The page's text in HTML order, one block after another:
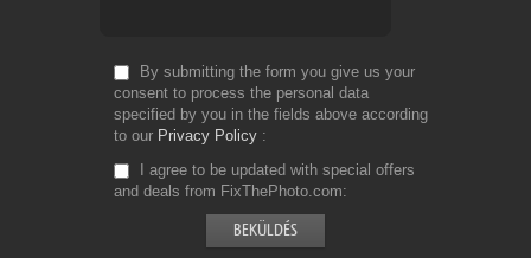
By submitting the form you give us your
consent to process the personal data
specified by you in the fields above according
to our Privacy Policy
I agree to be updated with special offers
and deals from FixThePhoto.com